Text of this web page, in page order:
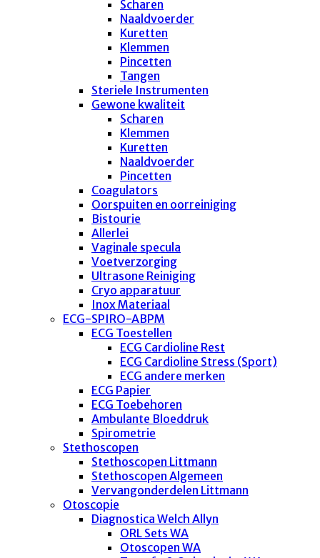
Scharen
Naaldvoerder
Kuretten
Klemmen
Pincetten
Tangen
Steriele Instrumenten
Gewone kwaliteit
Scharen
Klemmen
Kuretten
Naaldvoerder
Pincetten
Coagulators
Oorspuiten en oorreiniging
Bistourie
Allerlei
Vaginale specula
Voetverzorging
Ultrasone Reiniging
Cryo apparatuur
Inox Materiaal
ECG-SPIRO-ABPM
ECG Toestellen
ECG Cardioline Rest
ECG Cardioline Stress (Sport)
ECG andere merken
ECG Papier
ECG Toebehoren
Ambulante Bloeddruk
Spirometrie
Stethoscopen
Stethoscopen Littmann
Stethoscopen Algemeen
Vervangonderdelen Littmann
Otoscopie
Diagnostica Welch Allyn
ORL Sets WA
Otoscopen WA